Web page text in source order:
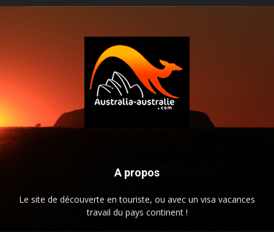
A propos
Le site de découverte en touriste, ou avec un visa vacances
travail du pays continent !